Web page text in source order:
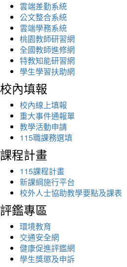
雲端差勤系統
公文整合系統
雲端學務系統
桃園教師研習網
全國教師進修網
特教知能研習網
學生學習扶助網
校內填報
校內線上填報
重大事件通報單
教學活動申請
115職課務選填
課程計畫
115課程計畫
新課綱施行平台
校外人士協助教學要點及課表
評鑑專區
環境教育
交通安全網
健康促進評鑑網
學生獎懲及申訴